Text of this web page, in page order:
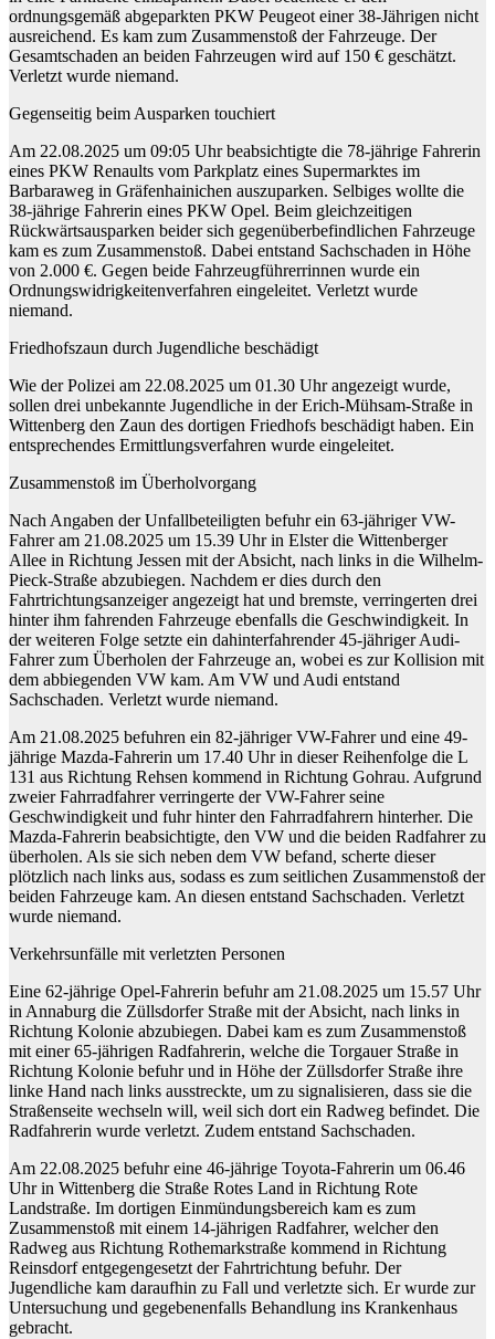
ordnungsgemäß abgeparkten PKW Peugeot einer 38-Jährigen nicht
ausreichend. Es kam zum Zusammenstoß der Fahrzeuge. Der
Gesamtschaden an beiden Fahrzeugen wird auf 150 € geschätzt.
Verletzt wurde niemand.
Gegenseitig beim Ausparken touchiert
Am 22.08.2025 um 09:05 Uhr beabsichtigte die 78-jährige Fahrerin
eines PKW Renaults vom Parkplatz eines Supermarktes im
Barbaraweg in Gräfenhainichen auszuparken. Selbiges wollte die
38-jährige Fahrerin eines PKW Opel. Beim gleichzeitigen
Rückwärtsausparken beider sich gegenüberbefindlichen Fahrzeuge
kam es zum Zusammenstoß. Dabei entstand Sachschaden in Höhe
von 2.000 €. Gegen beide Fahrzeugführerrinnen wurde ein
Ordnungswidrigkeitenverfahren eingeleitet. Verletzt wurde
niemand.
Friedhofszaun durch Jugendliche beschädigt
Wie der Polizei am 22.08.2025 um 01.30 Uhr angezeigt wurde,
sollen drei unbekannte Jugendliche in der Erich-Mühsam-Straße in
Wittenberg den Zaun des dortigen Friedhofs beschädigt haben. Ein
entsprechendes Ermittlungsverfahren wurde eingeleitet.
Zusammenstoß im Überholvorgang
Nach Angaben der Unfallbeteiligten befuhr ein 63-jähriger VW-
Fahrer am 21.08.2025 um 15.39 Uhr in Elster die Wittenberger
Allee in Richtung Jessen mit der Absicht, nach links in die Wilhelm-
Pieck-Straße abzubiegen. Nachdem er dies durch den
Fahrtrichtungsanzeiger angezeigt hat und bremste, verringerten drei
hinter ihm fahrenden Fahrzeuge ebenfalls die Geschwindigkeit. In
der weiteren Folge setzte ein dahinterfahrender 45-jähriger Audi-
Fahrer zum Überholen der Fahrzeuge an, wobei es zur Kollision mit
dem abbiegenden VW kam. Am VW und Audi entstand
Sachschaden. Verletzt wurde niemand.
Am 21.08.2025 befuhren ein 82-jähriger VW-Fahrer und eine 49-
jährige Mazda-Fahrerin um 17.40 Uhr in dieser Reihenfolge die L
131 aus Richtung Rehsen kommend in Richtung Gohrau. Aufgrund
zweier Fahrradfahrer verringerte der VW-Fahrer seine
Geschwindigkeit und fuhr hinter den Fahrradfahrern hinterher. Die
Mazda-Fahrerin beabsichtigte, den VW und die beiden Radfahrer zu
überholen. Als sie sich neben dem VW befand, scherte dieser
plötzlich nach links aus, sodass es zum seitlichen Zusammenstoß der
beiden Fahrzeuge kam. An diesen entstand Sachschaden. Verletzt
wurde niemand.
Verkehrsunfälle mit verletzten Personen
Eine 62-jährige Opel-Fahrerin befuhr am 21.08.2025 um 15.57 Uhr
in Annaburg die Züllsdorfer Straße mit der Absicht, nach links in
Richtung Kolonie abzubiegen. Dabei kam es zum Zusammenstoß
mit einer 65-jährigen Radfahrerin, welche die Torgauer Straße in
Richtung Kolonie befuhr und in Höhe der Züllsdorfer Straße ihre
linke Hand nach links ausstreckte, um zu signalisieren, dass sie die
Straßenseite wechseln will, weil sich dort ein Radweg befindet. Die
Radfahrerin wurde verletzt. Zudem entstand Sachschaden.
Am 22.08.2025 befuhr eine 46-jährige Toyota-Fahrerin um 06.46
Uhr in Wittenberg die Straße Rotes Land in Richtung Rote
Landstraße. Im dortigen Einmündungsbereich kam es zum
Zusammenstoß mit einem 14-jährigen Radfahrer, welcher den
Radweg aus Richtung Rothemarkstraße kommend in Richtung
Reinsdorf entgegengesetzt der Fahrtrichtung befuhr. Der
Jugendliche kam daraufhin zu Fall und verletzte sich. Er wurde zur
Untersuchung und gegebenenfalls Behandlung ins Krankenhaus
gebracht.